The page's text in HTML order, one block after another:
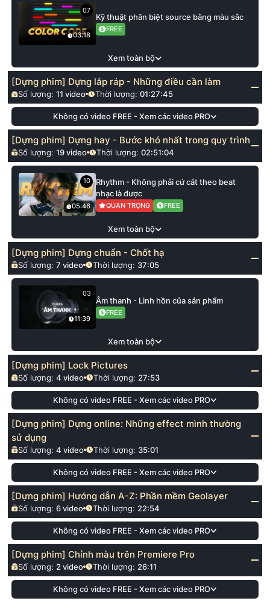
07
03:18
Kỹ thuật phân biệt source bằng màu sắc
FREE
Xem toàn bộ
[Dựng phim] Dựng lắp ráp - Những điều cần làm
Số lượng:11 video Thời lượng: 01:27:45
Không có video FREE - Xem các video PRO
[Dựng phim] Dựng hay - Bước khó nhất trong quy trình
Số lượng:19 video Thời lượng: 02:51:04
10
05:46
Rhythm - Không phải cứ cắt theo beat
nhạc là được
QUAN TRỌNG FREE
Xem toàn bộ
[Dựng phim] Dựng chuẩn - Chốt hạ
Số lượng:7 video Thời lượng: 37:05
03
11:39
Âm thanh - Linh hồn của sản phẩm
FREE
Xem toàn bộ
[Dựng phim] Lock Pictures
Số lượng:4 video Thời lượng: 27:53
Không có video FREE - Xem các video PRO
[Dựng phim] Dựng online: Những effect mình thường
sử dụng
Số lượng:4 video Thời lượng: 35:01
Không có video FREE - Xem các video PRO
[Dựng phim] Hướng dẫn A-Z: Phần mềm Geolayer
Số lượng:6 video Thời lượng: 22:54
Không có video FREE - Xem các video PRO
[Dựng phim] Chỉnh màu trên Premiere Pro
Số lượng: 2 video Thời lượng: 26:11
Không có video FREE - Xem các video PRO